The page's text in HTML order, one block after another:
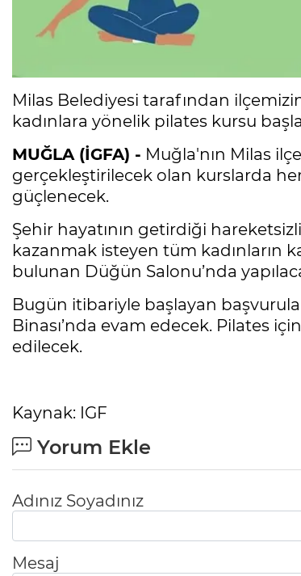
Milas Belediyesi tarafından
kadınlara yönelik pilates kursu
MUĞLA (İGFA) - Muğla'nın Milas
gerçekleştirilecek olan kurslarda
güçlenecek.
Şehir hayatının getirdiği
kazanmak isteyen tüm kadınların
bulunan Düğün Salonu’nda
Bugün itibariyle başlayan
Binası’nda evam edecek. Pilates
edilecek.
Kaynak: IGF
Yorum Ekle
Adınız Soyadınız
Mesaj